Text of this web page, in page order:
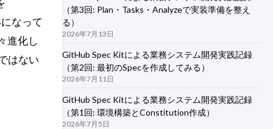
（第3回: Plan・Tasks・Analyzeで実装準備を整え
る）
2026年7月13日
GitHub Spec Kitによる業務システム開発実践記録
（第2回: 最初のSpecを作成してみる）
2026年7月11日
GitHub Spec Kitによる業務システム開発実践記録
（第1回: 環境構築とConstitution作成）
2026年7月5日
なって
進化し
はない